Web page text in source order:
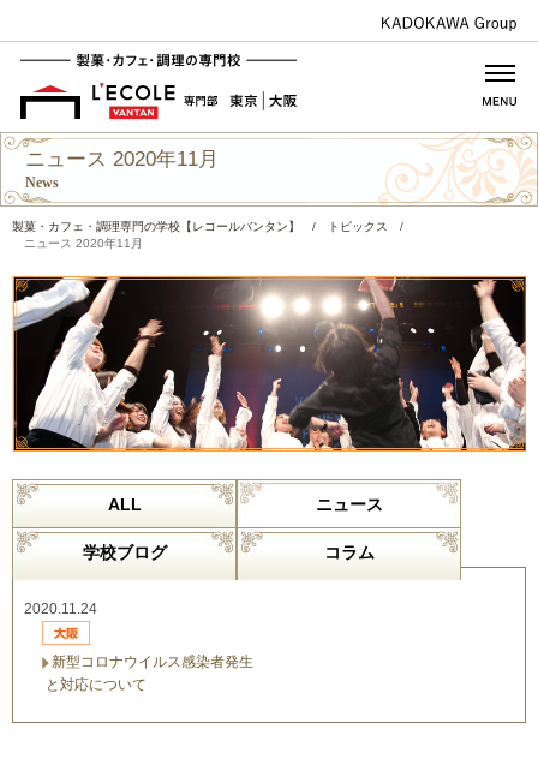
ニュース 2020年11月
News
製菓・カフェ・調理専門の学校【レコールバンタン】 / トピックス
/
ニュース 2020年11月
ALL ニュース
学校ブログ コラム
2020.11.24
新型コロナウイルス感染者発生
と対応について